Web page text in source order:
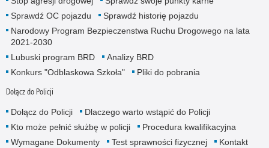
Sprawdź OC pojazdu
Sprawdź historię pojazdu
Narodowy Program Bezpieczenstwa Ruchu Drogowego na lata
2021-2030
Lubuski program BRD
Analizy BRD
Konkurs "Odblaskowa Szkoła"
Pliki do pobrania
Dołącz do Policji
Dołącz do Policji
Dlaczego warto wstąpić do Policji
Kto może pełnić służbę w policji
Procedura kwalifikacyjna
Wymagane Dokumenty
Test sprawności fizycznej
Kontakt